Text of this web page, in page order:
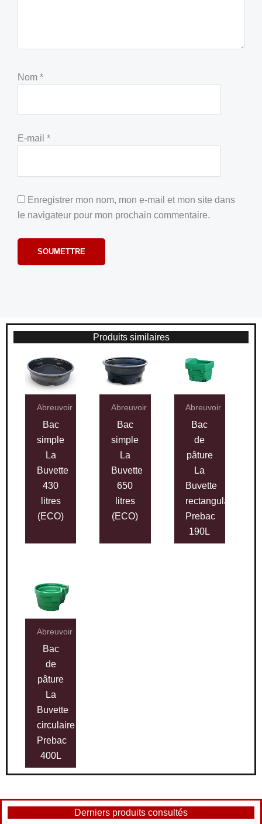
Nom *
E-mail *
Enregistrer mon nom, mon e-mail et mon site dans
le navigateur pour mon prochain commentaire.
Produits similaires
Abreuvoir
Bac
simple
La
Buvette
430
litres
(ECO)
Abreuvoir
Bac
simple
La
Buvette
650
litres
(ECO)
Abreuvoir
Bac
de
pâture
La
Buvette
rectangulaire
Prebac
190L
Abreuvoir
Bac
de
pâture
La
Buvette
circulaire
Prebac
400L
Derniers produits consultés